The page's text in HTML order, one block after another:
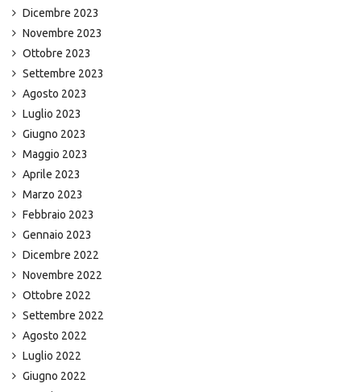
Dicembre 2023
Novembre 2023
Ottobre 2023
Settembre 2023
Agosto 2023
Luglio 2023
Giugno 2023
Maggio 2023
Aprile 2023
Marzo 2023
Febbraio 2023
Gennaio 2023
Dicembre 2022
Novembre 2022
Ottobre 2022
Settembre 2022
Agosto 2022
Luglio 2022
Giugno 2022